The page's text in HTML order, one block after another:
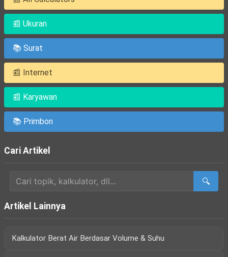
📰 Ukuran
📚 Surat
📰 Internet
📰 Karyawan
📚 Primbon
Cari Artikel
🔍
Artikel Lainnya
Kalkulator Berat Air Berdasar Volume & Suhu